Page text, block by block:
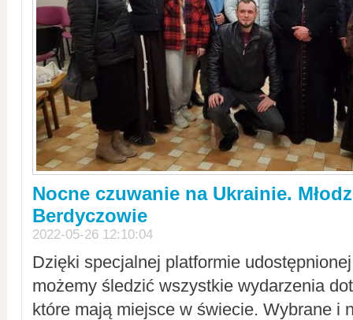
Nocne czuwanie na Ukrainie.
Berdyczowie
2022-05-26 12:10:04
Dzięki specjalnej platformie
możemy śledzić wszystkie wydarzenia
które mają miejsce w świecie. Wybrane i